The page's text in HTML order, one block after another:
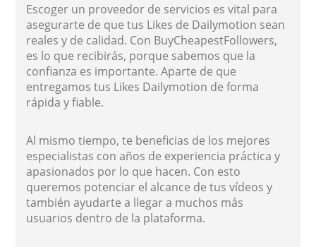
Escoger un proveedor de servicios es vital para
asegurarte de que tus Likes de Dailymotion sean
reales y de calidad. Con BuyCheapestFollowers,
es lo que recibirás, porque sabemos que la
confianza es importante. Aparte de que
entregamos tus Likes Dailymotion de forma
rápida y fiable.
Al mismo tiempo, te beneficias de los mejores
especialistas con años de experiencia práctica y
apasionados por lo que hacen. Con esto
queremos potenciar el alcance de tus vídeos y
también ayudarte a llegar a muchos más
usuarios dentro de la plataforma.